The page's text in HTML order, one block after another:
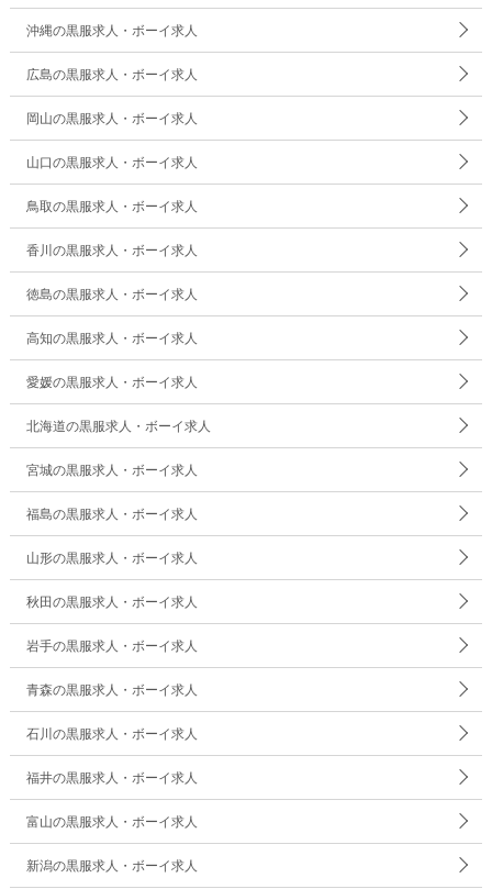
沖縄の黒服求人・ボーイ求人
広島の黒服求人・ボーイ求人
岡山の黒服求人・ボーイ求人
山口の黒服求人・ボーイ求人
鳥取の黒服求人・ボーイ求人
香川の黒服求人・ボーイ求人
徳島の黒服求人・ボーイ求人
高知の黒服求人・ボーイ求人
愛媛の黒服求人・ボーイ求人
北海道の黒服求人・ボーイ求人
宮城の黒服求人・ボーイ求人
福島の黒服求人・ボーイ求人
山形の黒服求人・ボーイ求人
秋田の黒服求人・ボーイ求人
岩手の黒服求人・ボーイ求人
青森の黒服求人・ボーイ求人
石川の黒服求人・ボーイ求人
福井の黒服求人・ボーイ求人
富山の黒服求人・ボーイ求人
新潟の黒服求人・ボーイ求人